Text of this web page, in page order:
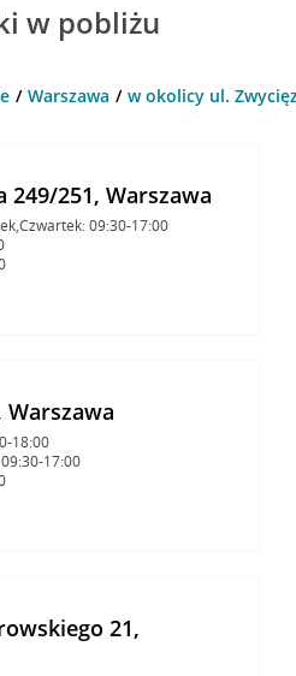
w pobliżu
Warszawa w okolicy ul.
249/251, Warszawa
09:30-17:00
Warszawa
18:00
17:00
21,